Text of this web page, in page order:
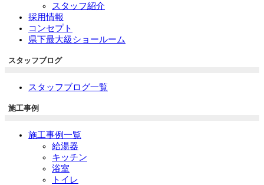
スタッフ紹介
採用情報
コンセプト
県下最大級ショールーム
スタッフブログ
スタッフブログ一覧
施工事例
施工事例一覧
給湯器
キッチン
浴室
トイレ